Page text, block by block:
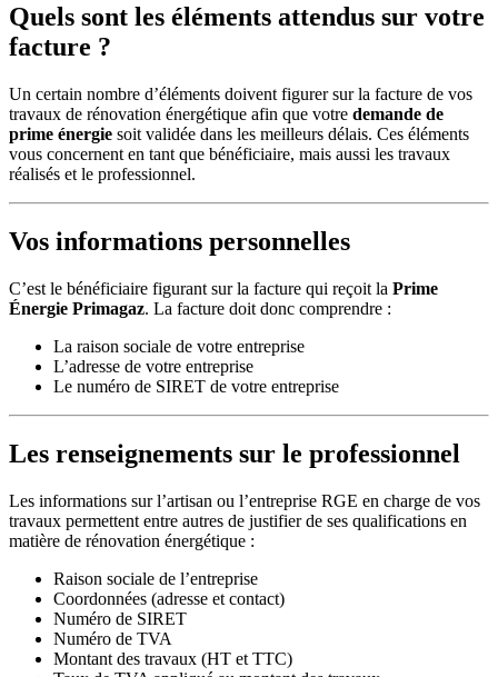
Quels sont les éléments attendus sur votre
facture ?
Un certain nombre d’éléments doivent figurer sur la facture de vos
travaux de rénovation énergétique afin que votre demande de
prime énergie soit validée dans les meilleurs délais. Ces éléments
vous concernent en tant que bénéficiaire, mais aussi les travaux
réalisés et le professionnel.
Vos informations personnelles
C’est le bénéficiaire figurant sur la facture qui reçoit la Prime
Énergie Primagaz. La facture doit donc comprendre :
La raison sociale de votre entreprise
L’adresse de votre entreprise
Le numéro de SIRET de votre entreprise
Les renseignements sur le professionnel
Les informations sur l’artisan ou l’entreprise RGE en charge de vos
travaux permettent entre autres de justifier de ses qualifications en
matière de rénovation énergétique :
Raison sociale de l’entreprise
Coordonnées (adresse et contact)
Numéro de SIRET
Numéro de TVA
Montant des travaux (HT et TTC)